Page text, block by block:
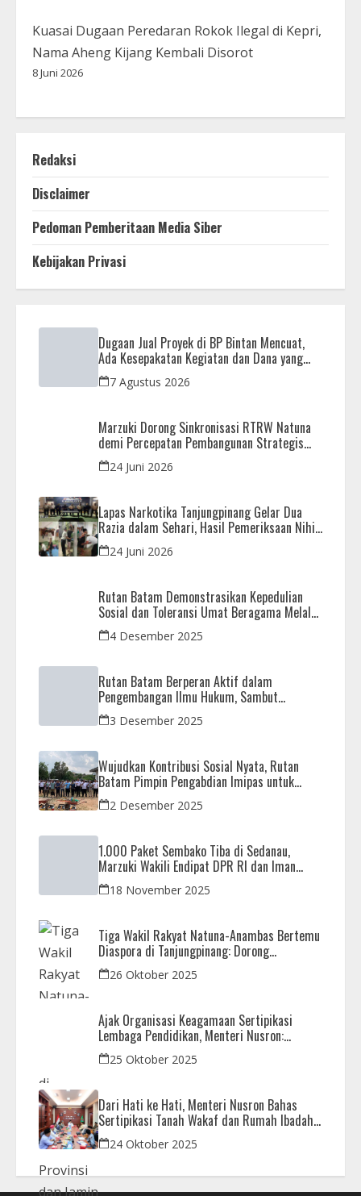
Kuasai Dugaan Peredaran Rokok Ilegal di Kepri,
Nama Aheng Kijang Kembali Disorot
8 Juni 2026
Redaksi
Disclaimer
Pedoman Pemberitaan Media Siber
Kebijakan Privasi
Dugaan Jual Proyek di BP Bintan Mencuat,
Ada Kesepakatan Kegiatan dan Dana yang
Dikembalikan
7 Agustus 2026
Marzuki Dorong Sinkronisasi RTRW Natuna
demi Percepatan Pembangunan Strategis
Daerah
24 Juni 2026
Lapas Narkotika Tanjungpinang Gelar Dua
Razia dalam Sehari, Hasil Pemeriksaan Nihil
Barang Terlarang
24 Juni 2026
Rutan Batam Demonstrasikan Kepedulian
Sosial dan Toleransi Umat Beragama Melalui
Doa Bersama Korban Bencana
4 Desember 2025
Rutan Batam Berperan Aktif dalam
Pengembangan Ilmu Hukum, Sambut
Kunjungan Observasi Mahasiswa UIB
3 Desember 2025
Wujudkan Kontribusi Sosial Nyata, Rutan
Batam Pimpin Pengabdian Imipas untuk
Negeri di Masjid Syahrom Ba’dawi
2 Desember 2025
1.000 Paket Sembako Tiba di Sedanau,
Marzuki Wakili Endipat DPR RI dan Iman
Sutiawan Kawal Reses di Natuna
18 November 2025
Tiga Wakil Rakyat Natuna-Anambas Bertemu
Diaspora di Tanjungpinang: Dorong
Pemekaran Provinsi dan Jamin Pemerataan
Pembangunan
26 Oktober 2025
Ajak Organisasi Keagamaan Sertipikasi
Lembaga Pendidikan, Menteri Nusron:
Sebagai Early Warning System
25 Oktober 2025
Dari Hati ke Hati, Menteri Nusron Bahas
Sertipikasi Tanah Wakaf dan Rumah Ibadah
di Kaltim
24 Oktober 2025